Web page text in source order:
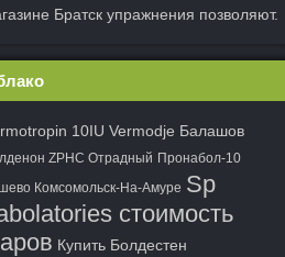
Братск упражнения позволяют.
10IU Vermodje Балашов
ZPHC Отрадный Пронабол-10
Комсомольск-На-Амуре Sp
стоимость
Купить Болдестен